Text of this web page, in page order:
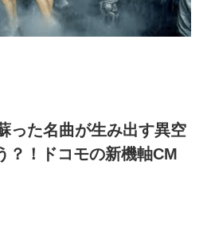
った名曲が生み出す異空
？！ドコモの新機軸CM